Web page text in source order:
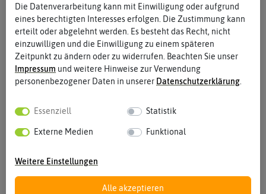
Die Datenverarbeitung kann mit Einwilligung oder aufgrund
eines berechtigten Interesses erfolgen. Die Zustimmung kann
erteilt oder abgelehnt werden. Es besteht das Recht, nicht
einzuwilligen und die Einwilligung zu einem späteren
Zeitpunkt zu ändern oder zu widerrufen. Beachten Sie unser
Impressum und weitere Hinweise zur Verwendung
personenbezogener Daten in unserer Daten­schutz­erklärung
Essenziell Statistik
Externe Medien Funktional
Weitere Einstellungen
Alle akzeptieren